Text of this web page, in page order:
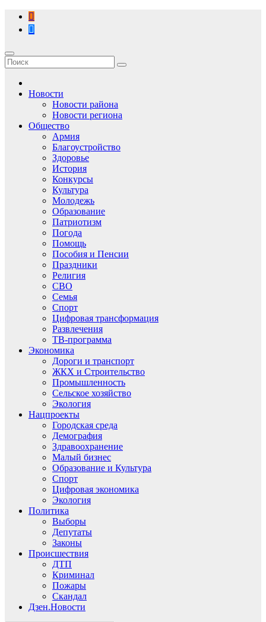
Перейти
содержимому
Новости
Новости района
Новости региона
Общество
Армия
Благоустройство
Здоровье
История
Конкурсы
Культура
Молодежь
Образование
Патриотизм
Погода
Помощь
Пособия и Пенсии
Праздники
Религия
СВО
Семья
Спорт
Цифровая трансформация
Развлечения
ТВ-программа
Экономика
Дороги и транспорт
ЖКХ и Строительство
Промышленность
Сельское хозяйство
Экология
Нацпроекты
Городская среда
Демография
Здравоохранение
Малый бизнес
Образование и Культура
Спорт
Цифровая экономика
Экология
Политика
Выборы
Депутаты
Законы
Происшествия
ДТП
Криминал
Пожары
Скандал
Дзен.Новости